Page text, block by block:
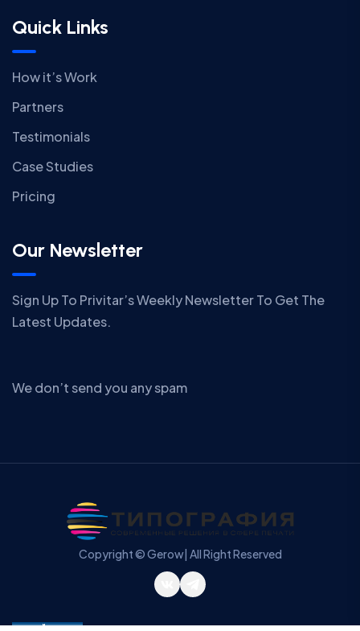
Quick Links
How it’s Work
Partners
Testimonials
Case Studies
Pricing
Our Newsletter
Sign Up To Privitar’s Weekly Newsletter To Get The
Latest Updates.
We don’t send you any spam
Copyright © Gerow| All Right Reserved